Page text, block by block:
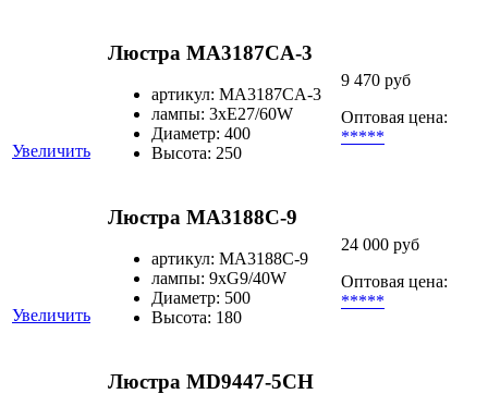
Увеличить
Люстра MA3187CA-3
артикул: MA3187CA-3
лампы: 3хЕ27/60W
Диаметр: 400
Высота: 250
9 470 руб
Оптовая цена:
*****
Увеличить
Люстра MA3188C-9
артикул: MA3188C-9
лампы: 9хG9/40W
Диаметр: 500
Высота: 180
24 000 руб
Оптовая цена:
*****
Люстра MD9447-5CH